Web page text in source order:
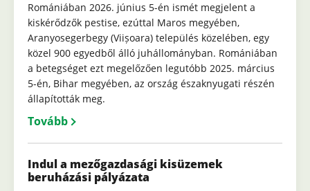
Romániában 2026. június 5-én ismét megjelent a
kiskérődzők pestise, ezúttal Maros megyében,
Aranyosegerbegy (Viișoara) település közelében, egy
közel 900 egyedből álló juhállományban. Romániában
a betegséget ezt megelőzően legutóbb 2025. március
5-én, Bihar megyében, az ország északnyugati részén
állapították meg.
Tovább
Indul a mezőgazdasági kisüzemek
beruházási pályázata